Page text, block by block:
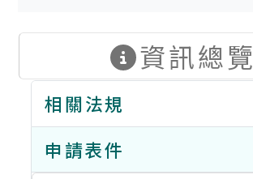
資訊總覽
相關法規
申請表件